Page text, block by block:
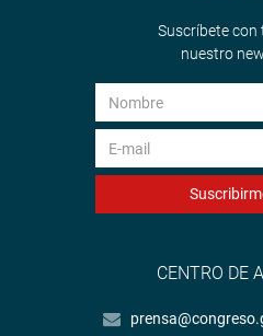
Suscríbete con
nuestro
CENTRO DE